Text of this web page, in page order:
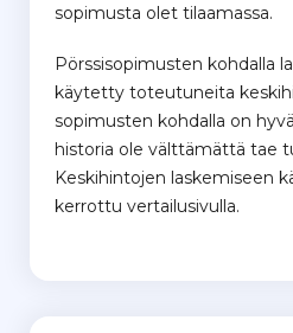
sopimusta olet tilaamassa.
Pörssisopimusten kohdalla
käytetty toteutuneita
sopimusten kohdalla on
historia ole välttämättä tae
Keskihintojen laskemiseen
kerrottu vertailusivulla.